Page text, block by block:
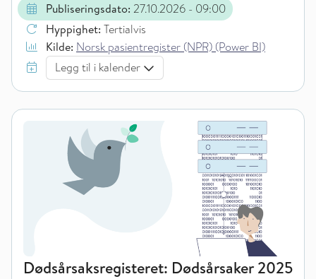
Publiseringsdato: 27.10.2026 - 09:00
Hyppighet: Tertialvis
Kilde: Norsk pasientregister (NPR) (Power BI)
Legg til i kalender
Dødsårsaksregisteret: Dødsårsaker 2025